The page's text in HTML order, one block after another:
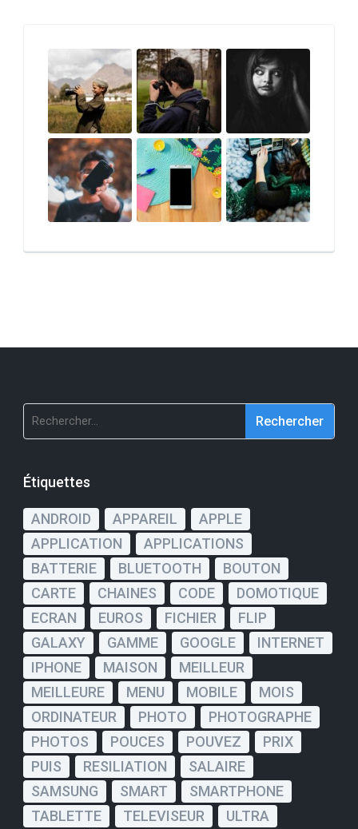
Rechercher :
Étiquettes
ANDROID APPAREIL
APPLE
APPLICATION
APPLICATIONS
BATTERIE
BLUETOOTH
BOUTON
CARTE
CHAINES CODE
DOMOTIQUE
ECRAN
EUROS FICHIER
FLIP
GALAXY
GAMME GOOGLE
INTERNET
IPHONE
MAISON
MEILLEUR
MEILLEURE
MENU MOBILE
MOIS
ORDINATEUR
PHOTO
PHOTOGRAPHE
PHOTOS
POUCES POUVEZ
PRIX
PUIS
RESILIATION
SALAIRE
SAMSUNG
SMART
SMARTPHONE
TABLETTE
TELEVISEUR
ULTRA